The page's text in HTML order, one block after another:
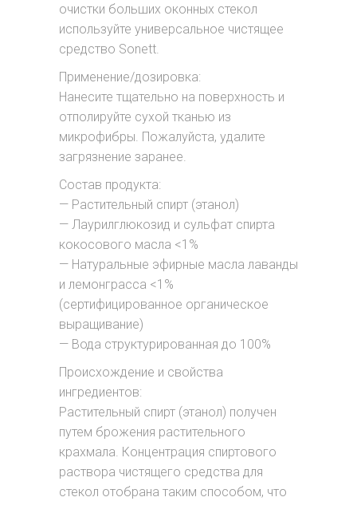
очистки больших оконных стекол
используйте универсальное чистящее
средство Sonett.
Применение/дозировка:
Нанесите тщательно на поверхность и
отполируйте сухой тканью из
микрофибры. Пожалуйста, удалите
загрязнение заранее.
Состав продукта:
— Растительный спирт (этанол)
— Лаурилглюкозид и сульфат спирта
кокосового масла <1%
— Натуральные эфирные масла лаванды
и лемонграсса <1%
(сертифицированное органическое
выращивание)
— Вода структурированная до 100%
Происхождение и свойства
ингредиентов:
Растительный спирт (этанол) получен
путем брожения растительного
крахмала. Концентрация спиртового
раствора чистящего средства для
стекол отобрана таким способом, что